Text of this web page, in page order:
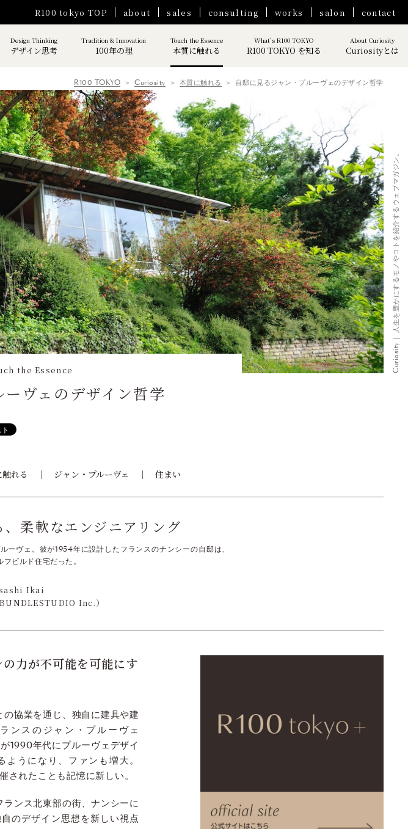
R100 tokyo TOP about sales consulting works salon contact
Design Thinking
デザイン思考
Tradition & Innovation
100年の理
Touch the Essence
本質に触れる
What’s R100 TOKYO
R100 TOKYO を知る
About Curiosity
Curiosityとは
R100 TOKYO Curiosity 本質に触れる 自邸に見るジャン・プルーヴェのデザイン哲学
Curiosity｜ 人生を豊かにするモノやコトを紹介するウェブマガジン。
the Essence
ヴェのデザイン哲学
れる ジャン・プルーヴェ 住まい
柔軟なエンジニアリング
ーヴェ。彼が1954年に設計したフランスのナンシーの自邸は、
ビルド住宅だった。
Ikai
Inc.）
力が不可能を可能にす
協業を通じ、独自に建具や建
ンスのジャン・プルーヴェ
1990年代にプルーヴェデザイ
うになり、ファンも増大。
されたことも記憶に新しい。
ンス北東部の街、ナンシーに
のデザイン思想を新しい視点